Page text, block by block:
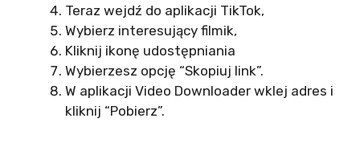
Teraz wejdź do aplikacji TikTok,
Wybierz interesujący filmik,
Kliknij ikonę udostępniania
Wybierzesz opcję “Skopiuj link”.
W aplikacji Video Downloader wklej adres i
kliknij “Pobierz”.